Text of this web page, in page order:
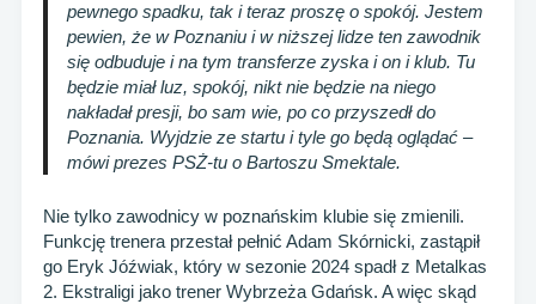
pewnego spadku, tak i teraz proszę o spokój. Jestem
pewien, że w Poznaniu i w niższej lidze ten zawodnik
się odbuduje i na tym transferze zyska i on i klub. Tu
będzie miał luz, spokój, nikt nie będzie na niego
nakładał presji, bo sam wie, po co przyszedł do
Poznania. Wyjdzie ze startu i tyle go będą oglądać –
mówi prezes PSŻ-tu o Bartoszu Smektale.
Nie tylko zawodnicy w poznańskim klubie się zmienili.
Funkcję trenera przestał pełnić Adam Skórnicki, zastąpił
go Eryk Jóźwiak, który w sezonie 2024 spadł z Metalkas
2. Ekstraligi jako trener Wybrzeża Gdańsk. A więc skąd